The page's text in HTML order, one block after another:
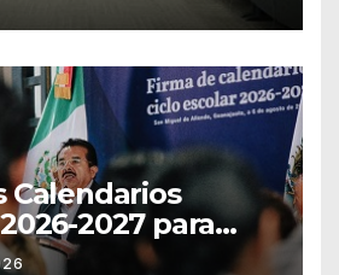
Calendarios
2027 para